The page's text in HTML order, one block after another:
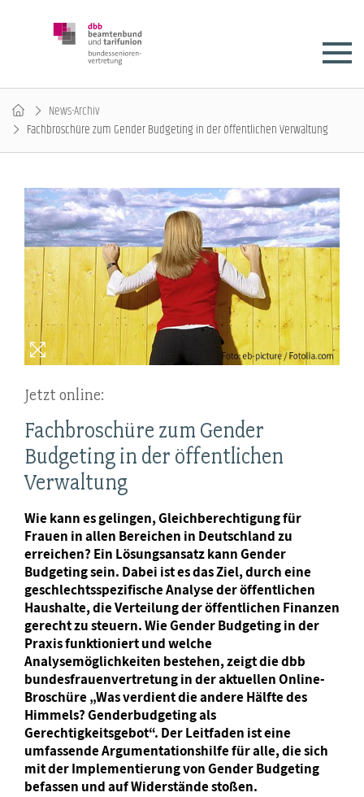
News-Archiv
Fachbroschüre zum Gender Budgeting in der öffentlichen Verwaltung
Jetzt online:
Fachbroschüre zum Gender
Budgeting in der öffentlichen
Verwaltung
Wie kann es gelingen, Gleichberechtigung für
Frauen in allen Bereichen in Deutschland zu
erreichen? Ein Lösungsansatz kann Gender
Budgeting sein. Dabei ist es das Ziel, durch eine
geschlechtsspezifische Analyse der öffentlichen
Haushalte, die Verteilung der öffentlichen Finanzen
gerecht zu steuern. Wie Gender Budgeting in der
Praxis funktioniert und welche
Analysemöglichkeiten bestehen, zeigt die dbb
bundesfrauenvertretung in der aktuellen Online-
Broschüre „Was verdient die andere Hälfte des
Himmels? Genderbudgeting als
Gerechtigkeitsgebot“. Der Leitfaden ist eine
umfassende Argumentationshilfe für alle, die sich
mit der Implementierung von Gender Budgeting
befassen und auf Widerstände stoßen.